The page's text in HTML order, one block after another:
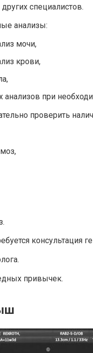
специалистов.
анализы:
мочи,
крови,
анализов при
проверить
консультация
привычек.